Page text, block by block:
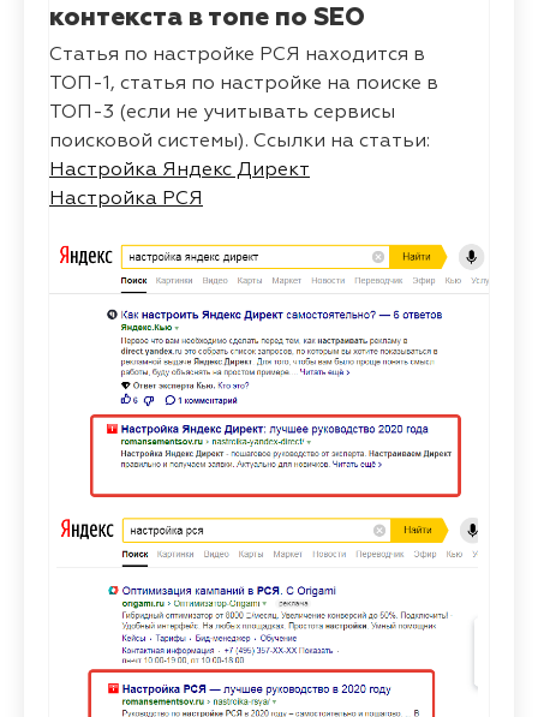
контекста в топе по SEO
Статья по настройке РСЯ находится в
ТОП-1, статья по настройке на поиске в
ТОП-3 (если не учитывать сервисы
поисковой системы). Ссылки на статьи:
Настройка Яндекс Директ
Настройка РСЯ